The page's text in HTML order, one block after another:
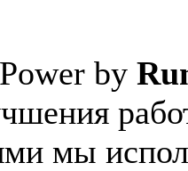
Power by
мы